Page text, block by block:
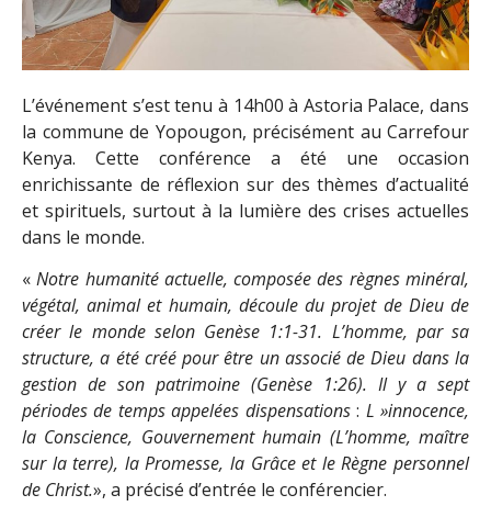
L’événement s’est tenu à 14h00 à Astoria Palace, dans
la commune de Yopougon, précisément au Carrefour
Kenya. Cette conférence a été une occasion
enrichissante de réflexion sur des thèmes d’actualité
et spirituels, surtout à la lumière des crises actuelles
dans le monde.
«Notre humanité actuelle, composée des règnes minéral,
végétal, animal et humain, découle du projet de Dieu de
créer le monde selon Genèse 1:1-31. L’homme, par sa
structure, a été créé pour être un associé de Dieu dans la
gestion de son patrimoine (Genèse 1:26). Il y a sept
périodes de temps appelées dispensations: L »innocence,
la Conscience, Gouvernement humain (L’homme, maître
sur la terre), la Promesse, la Grâce et le Règne personnel
de Christ.», a précisé d’entrée le conférencier.